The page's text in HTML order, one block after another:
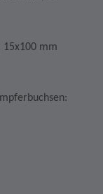
15x100 mm